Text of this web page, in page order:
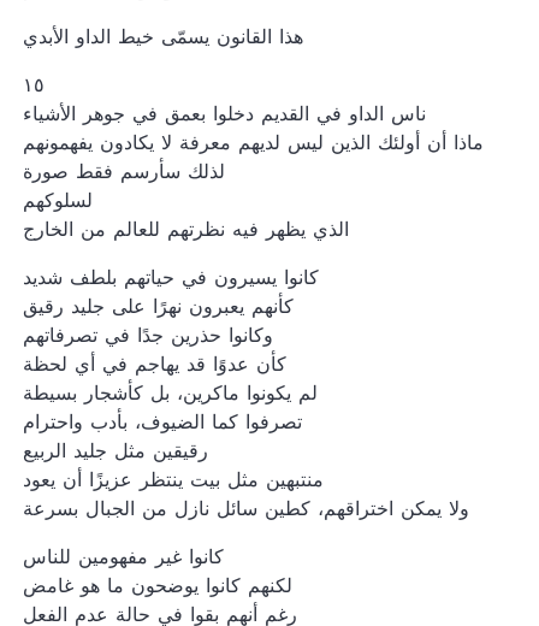
هذا القانون يسمّى خيط الداو الأبدي
١٥
ناس الداو في القديم دخلوا بعمق في جوهر الأشياء
ماذا أن أولئك الذين ليس لديهم معرفة لا يكادون يفهمونهم
لذلك سأرسم فقط صورة
لسلوكهم
الذي يظهر فيه نظرتهم للعالم من الخارج
كانوا يسيرون في حياتهم بلطف شديد
كأنهم يعبرون نهرًا على جليد رقيق
وكانوا حذرين جدًا في تصرفاتهم
كأن عدوًا قد يهاجم في أي لحظة
لم يكونوا ماكرين، بل كأشجار بسيطة
تصرفوا كما الضيوف، بأدب واحترام
رقيقين مثل جليد الربيع
منتبهين مثل بيت ينتظر عزيزًا أن يعود
ولا يمكن اختراقهم، كطين سائل نازل من الجبال بسرعة
كانوا غير مفهومين للناس
لكنهم كانوا يوضحون ما هو غامض
رغم أنهم بقوا في حالة عدم الفعل